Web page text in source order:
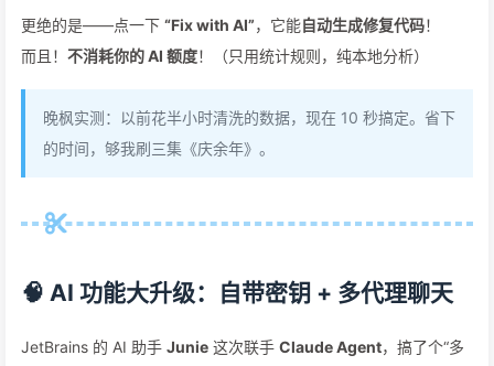
更绝的是——点一下 “Fix with AI”，它能自动生成修复代码！
而且！ 不消耗你的 AI 额度！（只用统计规则，纯本地分析）
晚枫实测：以前花半小时清洗的数据，现在 10 秒搞定。省下
的时间，够我刷三集《庆余年》。
🧠 AI 功能大升级：自带密钥 + 多代理聊天
JetBrains 的 AI 助手 Junie 这次联手 Claude Agent，搞了个“多